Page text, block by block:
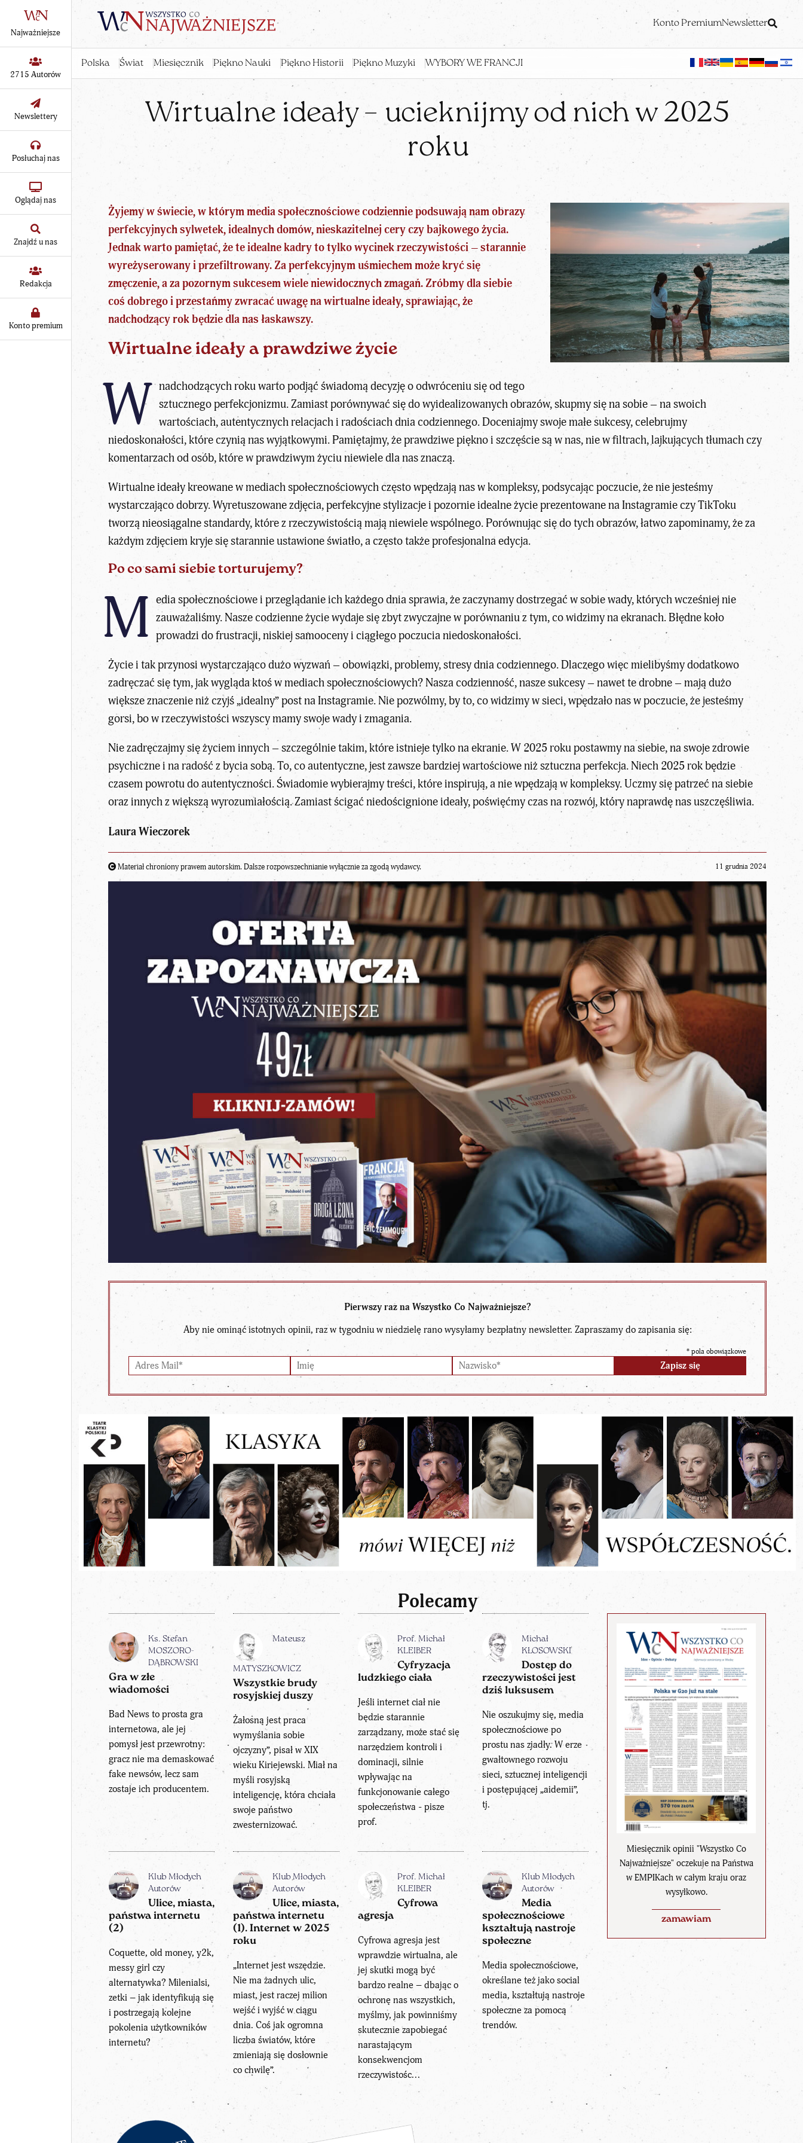
Konto PremiumNewsletter
Polska Świat Miesięcznik Piękno Nauki Piękno Historii Piękno Muzyki WYBORY WE FRANCJI
Najważniejsze
2715 Autorów
Newslettery
Posłuchaj nas
Oglądaj nas
Znajdź u nas
Redakcja
Konto premium
Wirtualne ideały – ucieknijmy od nich w 2025
roku
Żyjemy w świecie, w którym media społecznościowe codziennie podsuwają nam obrazy
perfekcyjnych sylwetek, idealnych domów, nieskazitelnej cery czy bajkowego życia.
Jednak warto pamiętać, że te idealne kadry to tylko wycinek rzeczywistości – starannie
wyreżyserowany i przefiltrowany. Za perfekcyjnym uśmiechem może kryć się
zmęczenie, a za pozornym sukcesem wiele niewidocznych zmagań. Zróbmy dla siebie
coś dobrego i przestańmy zwracać uwagę na wirtualne ideały, sprawiając, że
nadchodzący rok będzie dla nas łaskawszy.
Wirtualne ideały a prawdziwe życie
W nadchodzących roku warto podjąć świadomą decyzję o odwróceniu się od tego
sztucznego perfekcjonizmu. Zamiast porównywać się do wyidealizowanych obrazów, skupmy się na sobie – na swoich
wartościach, autentycznych relacjach i radościach dnia codziennego. Doceniajmy swoje małe sukcesy, celebrujmy
niedoskonałości, które czynią nas wyjątkowymi. Pamiętajmy, że prawdziwe piękno i szczęście są w nas, nie w filtrach, lajkujących tłumach czy
komentarzach od osób, które w prawdziwym życiu niewiele dla nas znaczą.
Wirtualne ideały kreowane w mediach społecznościowych często wpędzają nas w kompleksy, podsycając poczucie, że nie jesteśmy
wystarczająco dobrzy. Wyretuszowane zdjęcia, perfekcyjne stylizacje i pozornie idealne życie prezentowane na Instagramie czy TikToku
tworzą nieosiągalne standardy, które z rzeczywistością mają niewiele wspólnego. Porównując się do tych obrazów, łatwo zapominamy, że za
każdym zdjęciem kryje się starannie ustawione światło, a często także profesjonalna edycja.
Po co sami siebie torturujemy?
M edia społecznościowe i przeglądanie ich każdego dnia sprawia, że zaczynamy dostrzegać w sobie wady, których wcześniej nie
zauważaliśmy. Nasze codzienne życie wydaje się zbyt zwyczajne w porównaniu z tym, co widzimy na ekranach. Błędne koło
prowadzi do frustracji, niskiej samooceny i ciągłego poczucia niedoskonałości.
Życie i tak przynosi wystarczająco dużo wyzwań – obowiązki, problemy, stresy dnia codziennego. Dlaczego więc mielibyśmy dodatkowo
zadręczać się tym, jak wygląda ktoś w mediach społecznościowych? Nasza codzienność, nasze sukcesy – nawet te drobne – mają dużo
większe znaczenie niż czyjś „idealny” post na Instagramie. Nie pozwólmy, by to, co widzimy w sieci, wpędzało nas w poczucie, że jesteśmy
gorsi, bo w rzeczywistości wszyscy mamy swoje wady i zmagania.
Nie zadręczajmy się życiem innych – szczególnie takim, które istnieje tylko na ekranie. W 2025 roku postawmy na siebie, na swoje zdrowie
psychiczne i na radość z bycia sobą. To, co autentyczne, jest zawsze bardziej wartościowe niż sztuczna perfekcja. Niech 2025 rok będzie
czasem powrotu do autentyczności. Świadomie wybierajmy treści, które inspirują, a nie wpędzają w kompleksy. Uczmy się patrzeć na siebie
oraz innych z większą wyrozumiałością. Zamiast ścigać niedoścignione ideały, poświęćmy czas na rozwój, który naprawdę nas uszczęśliwia.
Laura Wieczorek
Materiał chroniony prawem autorskim. Dalsze rozpowszechnianie wyłącznie za zgodą wydawcy. 11 grudnia 2024
Pierwszy raz na Wszystko Co Najważniejsze?
Aby nie ominąć istotnych opinii, raz w tygodniu w niedzielę rano wysyłamy bezpłatny newsletter. Zapraszamy do zapisania się:
*pola obowiązkowe
Polecamy
Miesięcznik opinii "Wszystko Co
Najważniejsze" oczekuje na Państwa
w EMPIKach w całym kraju oraz
wysyłkowo.
zamawiam
Ks. Stefan
MOSZORO-
DĄBROWSKI
Gra w złe
wiadomości
Bad News to prosta gra
internetowa, ale jej
pomysł jest przewrotny:
gracz nie ma demaskować
fake newsów, lecz sam
zostaje ich producentem.
Mateusz
MATYSZKOWICZ
Wszystkie brudy
rosyjskiej duszy
Żałosną jest praca
wymyślania sobie
ojczyzny”, pisał w XIX
wieku Kiriejewski. Miał na
myśli rosyjską
inteligencję, która chciała
swoje państwo
zwesternizować.
Prof. Michał
KLEIBER
Cyfryzacja
ludzkiego ciała
Jeśli internet ciał nie
będzie starannie
zarządzany, może stać się
narzędziem kontroli i
dominacji, silnie
wpływając na
funkcjonowanie całego
społeczeństwa - pisze
prof.
Michał
KŁOSOWSKI
Dostęp do
rzeczywistości jest
dziś luksusem
Nie oszukujmy się, media
społecznościowe po
prostu nas zjadły. W erze
gwałtownego rozwoju
sieci, sztucznej inteligencji
i postępującej „aidemii”,
tj.
Klub Młodych
Autorów
Ulice, miasta,
państwa internetu
(2)
Coquette, old money, y2k,
messy girl czy
alternatywka? Milenialsi,
zetki – jak identyfikują się
i postrzegają kolejne
pokolenia użytkowników
internetu?
Klub Młodych
Autorów
Ulice, miasta,
państwa internetu
(1). Internet w 2025
roku
„Internet jest wszędzie.
Nie ma żadnych ulic,
miast, jest raczej milion
wejść i wyjść w ciągu
dnia. Coś jak ogromna
liczba światów, które
zmieniają się dosłownie
co chwilę”.
Prof. Michał
KLEIBER
Cyfrowa
agresja
Cyfrowa agresja jest
wprawdzie wirtualna, ale
jej skutki mogą być
bardzo realne – dbając o
ochronę nas wszystkich,
myślmy, jak powinniśmy
skutecznie zapobiegać
narastającym
konsekwencjom
rzeczywistośc...
Klub Młodych
Autorów
Media
społecznościowe
kształtują nastroje
społeczne
Media społecznościowe,
określane też jako social
media, kształtują nastroje
społeczne za pomocą
trendów.